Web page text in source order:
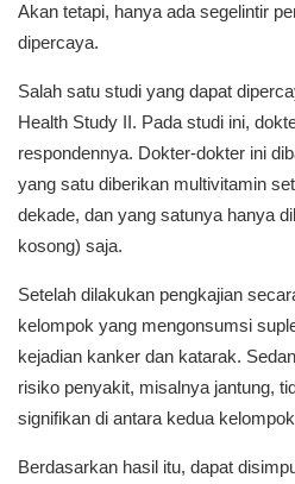
Akan tetapi, hanya ada segelintir
dipercaya.
Salah satu studi yang dapat
Health Study II. Pada studi ini,
respondennya. Dokter-dokter ini
yang satu diberikan multivitamin
dekade, dan yang satunya hanya
kosong) saja.
Setelah dilakukan pengkajian
kelompok yang mengonsumsi
kejadian kanker dan katarak.
risiko penyakit, misalnya jantung,
signifikan di antara kedua
Berdasarkan hasil itu, dapat